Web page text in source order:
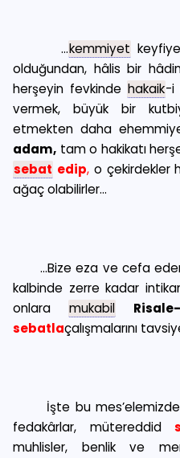
…kemmiyet
olduğundan, hâlis bir
herşeyin fevkinde hakaik-i
vermek, büyük bir
etmekten daha
adam, tam o hakikatı
sebat edip,o çekirdekler
ağaç olabilirler…
…Bize eza ve cefa
kalbinde zerre kadar
onlara mukabil
sebatlaçalışmalarını
İşte bu
fedakârlar, mütereddid
muhlisler, benlik ve